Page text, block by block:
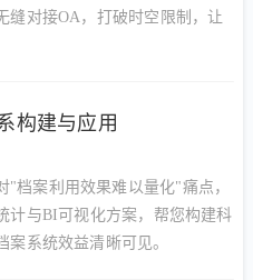
缝对接OA，打破时空限制，让
构建与应用
档案利用效果难以量化"痛点，
计与BI可视化方案，帮您构建科
系统效益清晰可见。